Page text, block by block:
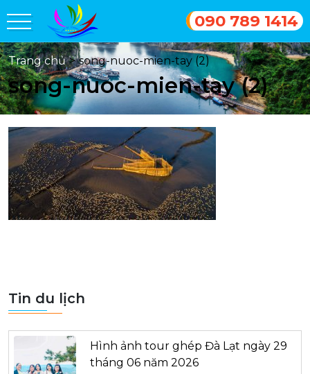
090 789 1414
Trang chủ > song-nuoc-mien-tay (2)
song-nuoc-mien-tay (2)
Tin du lịch
Hình ảnh tour ghép Đà Lạt ngày 29
tháng 06 năm 2026